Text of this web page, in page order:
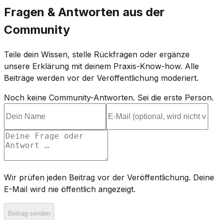
Fragen & Antworten aus der
Community
Teile dein Wissen, stelle Rückfragen oder ergänze
unsere Erklärung mit deinem Praxis-Know-how. Alle
Beiträge werden vor der Veröffentlichung moderiert.
Noch keine Community-Antworten. Sei die erste Person.
Wir prüfen jeden Beitrag vor der Veröffentlichung. Deine
E-Mail wird nie öffentlich angezeigt.
Beitrag senden